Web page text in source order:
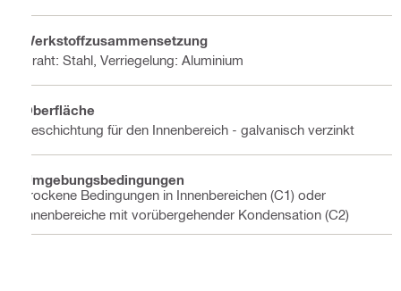
Werkstoffzusammensetzung
Draht: Stahl, Verriegelung: Aluminium
Oberfläche
Beschichtung für den Innenbereich - galvanisch verzinkt
Umgebungsbedingungen
Trockene Bedingungen in Innenbereichen (C1) oder
Innenbereiche mit vorübergehender Kondensation (C2)